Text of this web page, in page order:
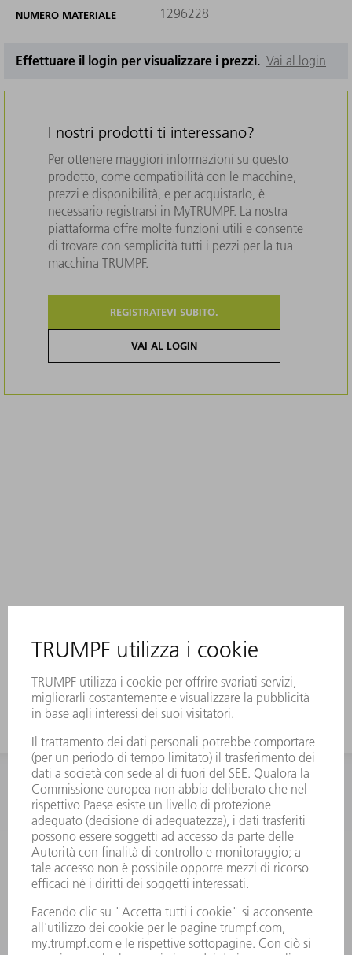
NUMERO MATERIALE 1296228
Effettuare il login per visualizzare i prezzi. Vai al login
I nostri prodotti ti interessano?
Per ottenere maggiori informazioni su questo
prodotto, come compatibilità con le macchine,
prezzi e disponibilità, e per acquistarlo, è
necessario registrarsi in MyTRUMPF. La nostra
piattaforma offre molte funzioni utili e consente
di trovare con semplicità tutti i pezzi per la tua
macchina TRUMPF.
REGISTRATEVI SUBITO.
VAI AL LOGIN
INFORMAZIONE
Domande frequenti
Condizioni generali di contratto
CONTATTO
RICAMBI TRUMPF ITALIA
+39 02 48489420
lunedì a venerdì: 08:30 – 18:00
ricambi@trumpf.com
CONTATTO